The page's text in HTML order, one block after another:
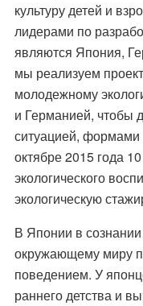
культуру детей и
лидерами по
являются Япония,
мы реализуем
молодежному
и Германией, чтобы
ситуацией, формами
октябре 2015 года
экологического
экологическую
В Японии в
окружающему миру
поведением. У
раннего детства и